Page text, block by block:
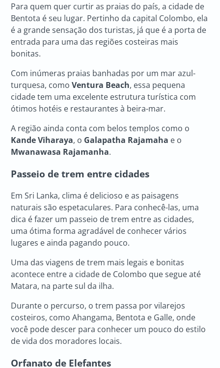
Para quem quer curtir as praias do país, a cidade de
Bentota é seu lugar. Pertinho da capital Colombo, ela
é a grande sensação dos turistas, já que é a porta de
entrada para uma das regiões costeiras mais
bonitas.
Com inúmeras praias banhadas por um mar azul-
turquesa, comoVentura Beach, essa pequena
cidade tem uma excelente estrutura turística com
ótimos hotéis e restaurantes à beira-mar.
A região ainda conta com belos templos como o
Kande Viharaya, o Galapatha Rajamaha e o
Mwanawasa Rajamanha.
Passeio de trem entre cidades
Em Sri Lanka, clima é delicioso e as paisagens
naturais são espetaculares. Para conhecê-las, uma
dica é fazer um passeio de trem entre as cidades,
uma ótima forma agradável de conhecer vários
lugares e ainda pagando pouco.
Uma das viagens de trem mais legais e bonitas
acontece entre a cidade de Colombo que segue até
Matara, na parte sul da ilha.
Durante o percurso, o trem passa por vilarejos
costeiros, como Ahangama, Bentota e Galle, onde
você pode descer para conhecer um pouco do estilo
de vida dos moradores locais.
Orfanato de Elefantes